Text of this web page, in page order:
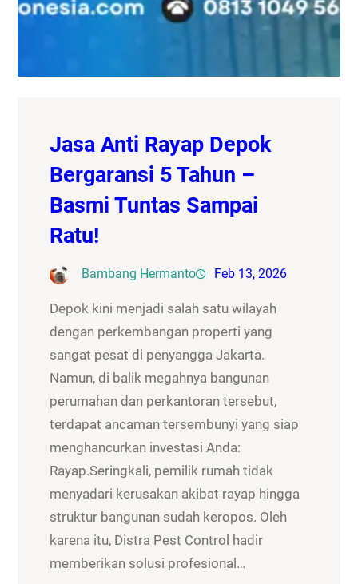
Jasa Anti Rayap Depok
Bergaransi 5 Tahun –
Basmi Tuntas Sampai
Ratu!
Bambang Hermanto Feb 13, 2026
Depok kini menjadi salah satu wilayah
dengan perkembangan properti yang
sangat pesat di penyangga Jakarta.
Namun, di balik megahnya bangunan
perumahan dan perkantoran tersebut,
terdapat ancaman tersembunyi yang siap
menghancurkan investasi Anda:
Rayap.Seringkali, pemilik rumah tidak
menyadari kerusakan akibat rayap hingga
struktur bangunan sudah keropos. Oleh
karena itu, Distra Pest Control hadir
memberikan solusi profesional…